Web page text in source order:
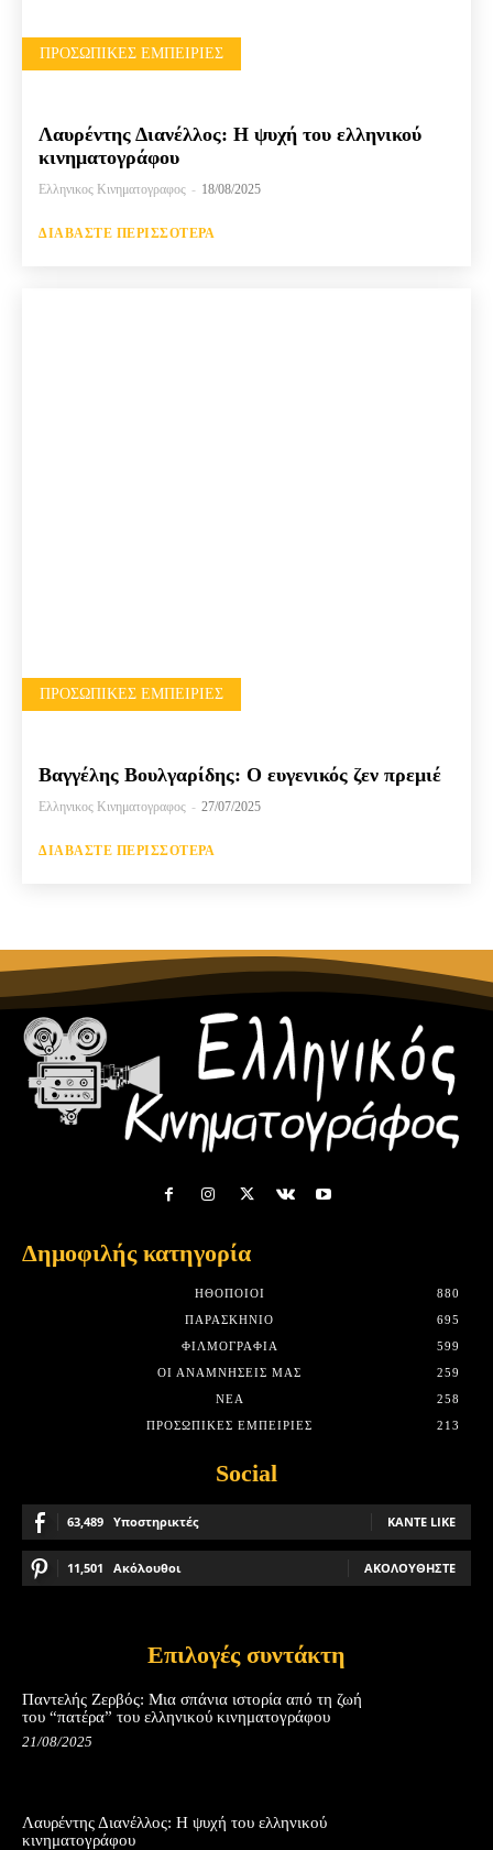
ΠΡΟΣΩΠΙΚΈΣ ΕΜΠΕΙΡΊΕΣ
Λαυρέντης Διανέλλος: Η ψυχή του ελληνικού
κινηματογράφου
Ελληνικος Κινηματογραφος - 18/08/2025
ΔΙΑΒΆΣΤΕ ΠΕΡΙΣΣΌΤΕΡΑ
ΠΡΟΣΩΠΙΚΈΣ ΕΜΠΕΙΡΊΕΣ
Βαγγέλης Βουλγαρίδης: Ο ευγενικός ζεν πρεμιέ
Ελληνικος Κινηματογραφος - 27/07/2025
ΔΙΑΒΆΣΤΕ ΠΕΡΙΣΣΌΤΕΡΑ
Δημοφιλής κατηγορία
HΘΟΠΟΙΟΊ
880
ΠΑΡΑΣΚΉΝΙΟ
695
ΦΙΛΜΟΓΡΑΦΊΑ
599
ΟΙ ΑΝΑΜΝΉΣΕΙΣ ΜΑΣ
259
ΝΈΑ
258
ΠΡΟΣΩΠΙΚΈΣ ΕΜΠΕΙΡΊΕΣ
213
Social
63,489 Υποστηρικτές ΚΆΝΤΕ LIKE
11,501 Ακόλουθοι ΑΚΟΛΟΥΘΉΣΤΕ
Επιλογές συντάκτη
Παντελής Ζερβός: Μια σπάνια ιστορία από τη ζωή
του “πατέρα” του ελληνικού κινηματογράφου
21/08/2025
Λαυρέντης Διανέλλος: Η ψυχή του ελληνικού
κινηματογράφου